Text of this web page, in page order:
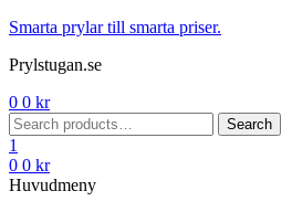
Menu
Smarta prylar till smarta priser.
Prylstugan.se
0 0 kr
Search
for:
Search
1
0 0 kr
Huvudmeny